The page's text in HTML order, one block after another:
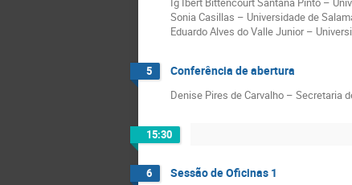
Sonia Casillas – Universidade de
Eduardo Alves do Valle Junior –
5 Conferência de abertura
Denise Pires de Carvalho – Secretaria
15:30
6 Sessão de Oficinas 1